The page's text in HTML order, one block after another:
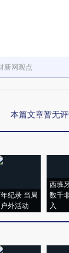
新网观点
本篇文章暂无
纪录 当局
外活动
西班
数千
入